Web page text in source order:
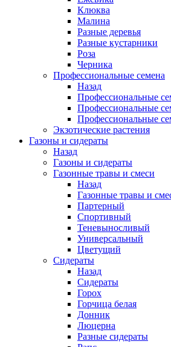
Клюква
Малина
Разные деревья
Разные кустарники
Роза
Черника
Профессиональные семена
Назад
Профессиональные
Профессиональные
Профессиональные
Экзотические растения
Газоны и сидераты
Назад
Газоны и сидераты
Газонные травы и смеси
Назад
Газонные травы и
Партерный
Спортивный
Теневыносливый
Универсальный
Цветущий
Сидераты
Назад
Сидераты
Горох
Горчица белая
Донник
Люцерна
Разные сидераты